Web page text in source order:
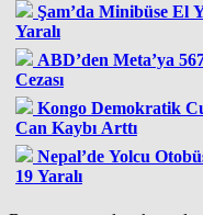
Şam’da Minibüse El
Yaralı
ABD’den Meta’ya
Cezası
Kongo Demokratik
Can Kaybı Arttı
Nepal’de Yolcu
19 Yaralı